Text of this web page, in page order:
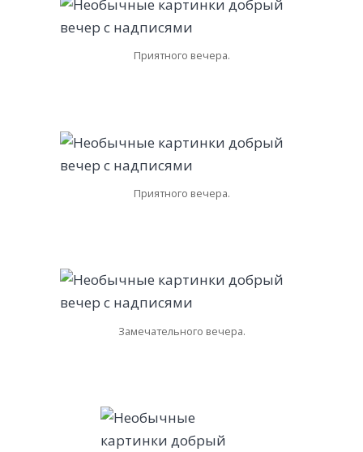
Приятного вечера.
Приятного вечера.
Замечательного вечера.